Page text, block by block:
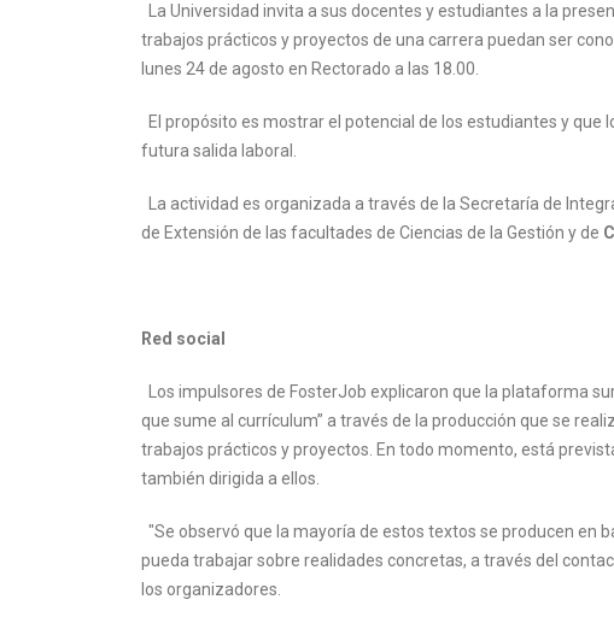
La Universidad invita a sus docentes y estudiantes a la
trabajos prácticos y proyectos de una carrera puedan ser
lunes 24 de agosto en Rectorado a las 18.00.
El propósito es mostrar el potencial de los estudiantes y
futura salida laboral.
La actividad es organizada a través de la Secretaría de
de Extensión de las facultades de Ciencias de la Gestión y de C
Red social
Los impulsores de FosterJob explicaron que la plataforma
que sume al currículum” a través de la producción que se
trabajos prácticos y proyectos. En todo momento, está
también dirigida a ellos.
"Se observó que la mayoría de estos textos se producen en
pueda trabajar sobre realidades concretas, a través del
los organizadores.